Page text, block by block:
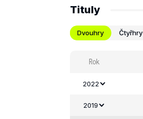
Tituly
Dvouhry Čtyřhry
Rok
2022
2019